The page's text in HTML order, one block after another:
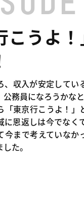
うよ！
、収入が安定して
務員になろうかな
「東京行こうよ！
恩返しは今でなく
今まで考えていなか
た。